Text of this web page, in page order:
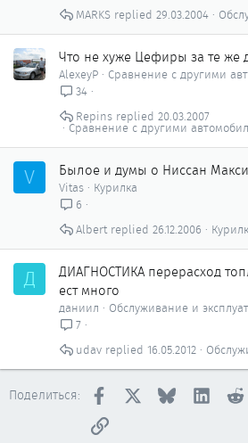
29.03.2004
MARKS
Что не хуже Цефиры за те же
AlexeyP
Сравнение с другими
34
Сравнение с другими
20.03.2007
Repins
V Былое и думы о Ниссан
Vitas
Курилка
6
26.12.2006
Albert
Д
ДИАГНОСТИКА перерасход
ест много
даниил
Обслуживание и
7
16.05.2012
udav
Поделиться: Facebook BlueskyLinkedIn
Ссылка